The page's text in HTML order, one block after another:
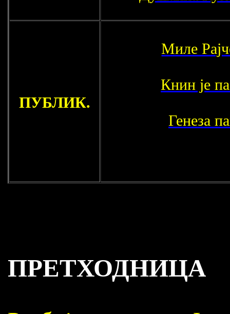
ПУБЛИК.
Миле
Книн је
Генеза
ПРЕТХОДНИЦА